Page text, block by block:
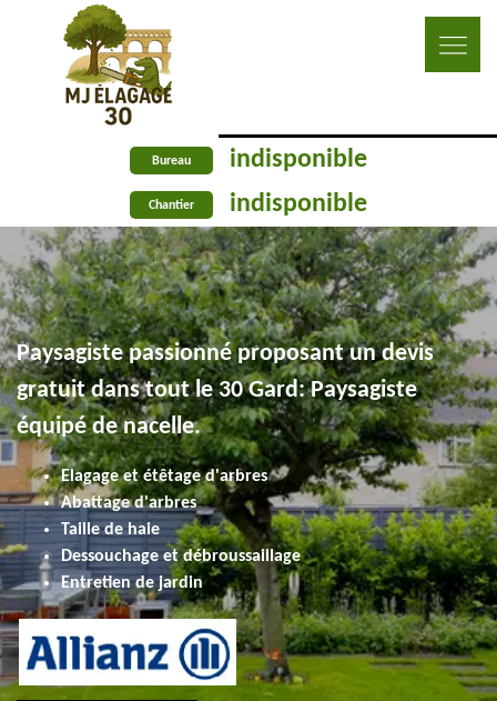
Bureau indisponible
Chantier indisponible
Paysagiste passionné proposant un devis
gratuit dans tout le 30 Gard: Paysagiste
équipé de nacelle.
Elagage et étêtage d'arbres
Abattage d'arbres
Taille de haie
Dessouchage et débroussaillage
Entretien de jardin